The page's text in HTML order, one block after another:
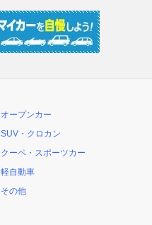
オープンカー
SUV・クロカン
クーペ・スポーツカー
軽自動車
その他